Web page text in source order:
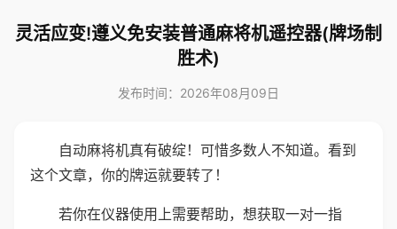
灵活应变!遵义免安装普通麻将机遥控器(牌场制
胜术)
发布时间：2026年08月09日
自动麻将机真有破绽！可惜多数人不知道。看到
这个文章，你的牌运就要转了！
若你在仪器使用上需要帮助，想获取一对一指